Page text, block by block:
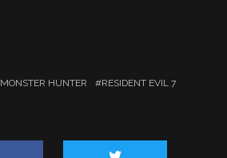
MONSTER HUNTER RESIDENT EVIL 7